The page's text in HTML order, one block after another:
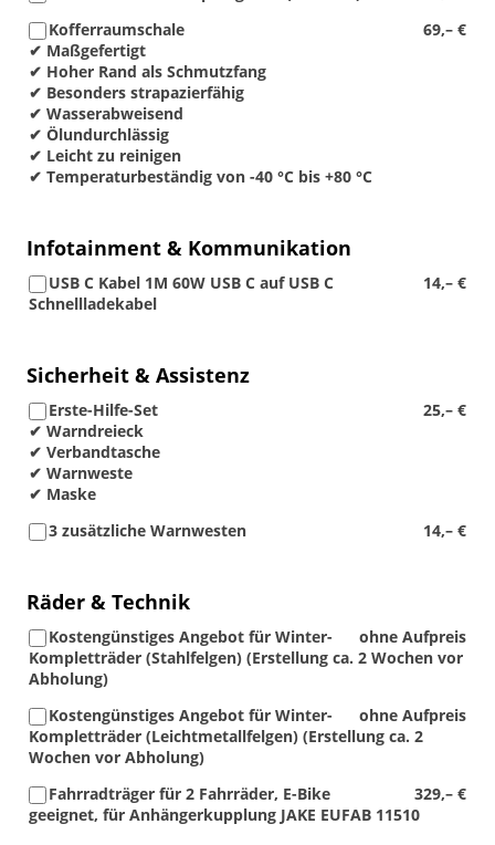
69,– €
Kofferraumschale
✔ Maßgefertigt
✔ Hoher Rand als Schmutzfang
✔ Besonders strapazierfähig
✔ Wasserabweisend
✔ Ölundurchlässig
✔ Leicht zu reinigen
✔ Temperaturbeständig von -40 °C bis +80 °C
Infotainment & Kommunikation
14,– €
USB C Kabel 1M 60W USB C auf USB C
Schnellladekabel
Sicherheit & Assistenz
25,– €
Erste-Hilfe-Set
✔ Warndreieck
✔ Verbandtasche
✔ Warnweste
✔ Maske
14,– €
3 zusätzliche Warnwesten
Räder & Technik
ohne Aufpreis
Kostengünstiges Angebot für Winter-
Kompletträder (Stahlfelgen) (Erstellung ca. 2 Wochen vor
Abholung)
ohne Aufpreis
Kostengünstiges Angebot für Winter-
Kompletträder (Leichtmetallfelgen) (Erstellung ca. 2
Wochen vor Abholung)
329,– €
Fahrradträger für 2 Fahrräder, E-Bike
geeignet, für Anhängerkupplung JAKE EUFAB 11510